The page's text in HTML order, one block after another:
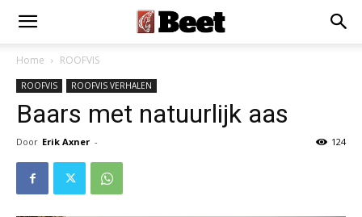
Home ROOFVIS
ROOFVIS ROOFVIS VERHALEN
Baars met natuurlijk aas
Door Erik Axner - 124